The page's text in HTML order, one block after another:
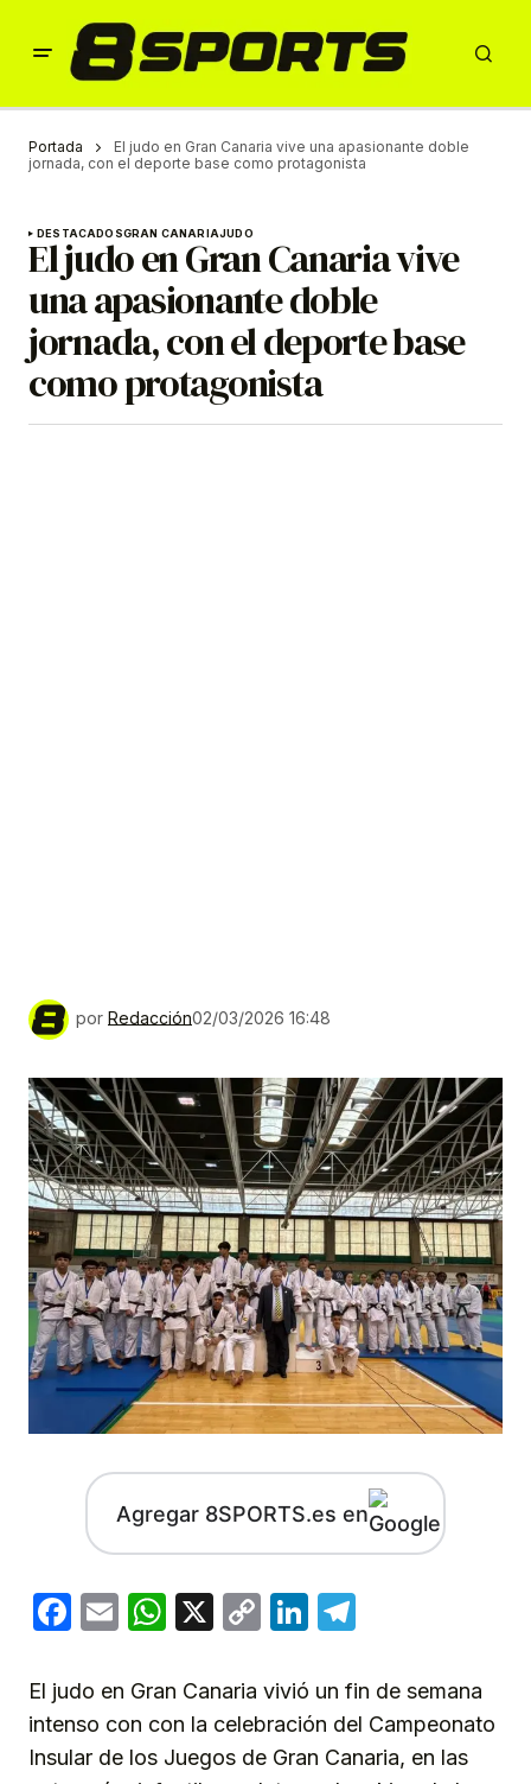
Portada
El judo en Gran Canaria vive una apasionante doble
jornada, con el deporte base como protagonista
DESTACADOSGRAN CANARIAJUDO
El judo en Gran Canaria vive
una apasionante doble
jornada, con el deporte base
como protagonista
por Redacción02/03/2026 16:48
Agregar 8SPORTS.es en
Facebook
EmailWhatsApp
X
CopyLinkedIn
El judo en Gran Canaria vivió un fin de semana
intenso con con la celebración del Campeonato
Insular de los Juegos de Gran Canaria, en las